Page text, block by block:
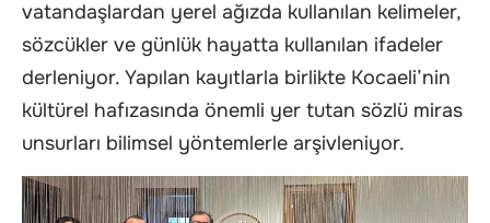
vatandaşlardan yerel ağızda kullanılan kelimeler,
sözcükler ve günlük hayatta kullanılan ifadeler
derleniyor. Yapılan kayıtlarla birlikte Kocaeli’nin
kültürel hafızasında önemli yer tutan sözlü miras
unsurları bilimsel yöntemlerle arşivleniyor.